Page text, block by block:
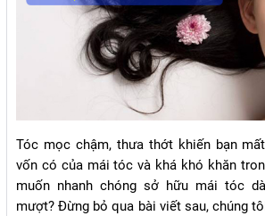
Tóc mọc chậm, thưa thớt khiến bạn
vốn có của mái tóc và khá khó khăn
muốn nhanh chóng sở hữu mái tóc
mượt? Đừng bỏ qua bài viết sau, chúng